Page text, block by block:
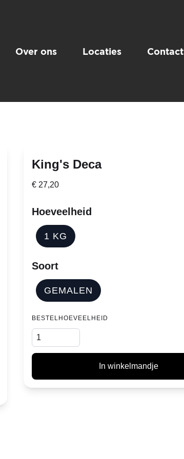
Over ons Locaties Contact
King's Deca
€ 27,20
Hoeveelheid
1 KG
Soort
GEMALEN
BESTELHOEVEELHEID
In winkelmandje